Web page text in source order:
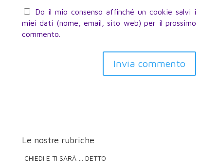
Do il mio consenso affinché un cookie salvi i
miei dati (nome, email, sito web) per il prossimo
commento.
Invia commento
Le nostre rubriche
CHIEDI E TI SARÀ … DETTO